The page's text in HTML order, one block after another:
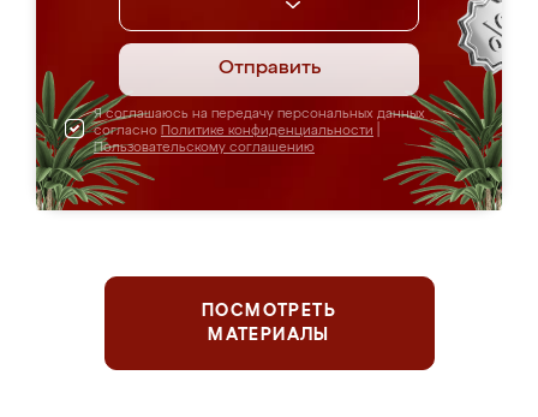
Отправить
Я соглашаюсь на передачу персональных данных
согласно Политике конфиденциальности
Пользовательскому соглашению
ПОСМОТРЕТЬ
МАТЕРИАЛЫ